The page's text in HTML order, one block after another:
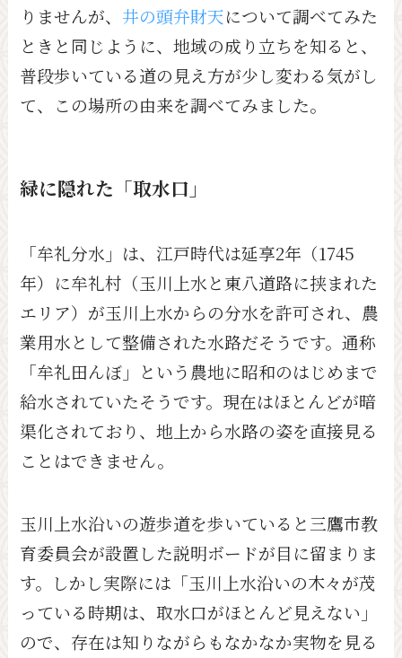
りませんが、 井の頭弁財天について調べてみた
ときと同じように、地域の成り立ちを知ると、
普段歩いている道の見え方が少し変わる気がし
て、この場所の由来を調べてみました。
緑に隠れた「取水口」
「牟礼分水」は、江戸時代は延享2年（1745
年）に牟礼村（玉川上水と東八道路に挟まれた
エリア）が玉川上水からの分水を許可され、農
業用水として整備された水路だそうです。通称
「牟礼田んぼ」という農地に昭和のはじめまで
給水されていたそうです。現在はほとんどが暗
渠化されており、地上から水路の姿を直接見る
ことはできません。
玉川上水沿いの遊歩道を歩いていると三鷹市教
育委員会が設置した説明ボードが目に留まりま
す。しかし実際には「玉川上水沿いの木々が茂
っている時期は、取水口がほとんど見えない」
ので、存在は知りながらもなかなか実物を見る